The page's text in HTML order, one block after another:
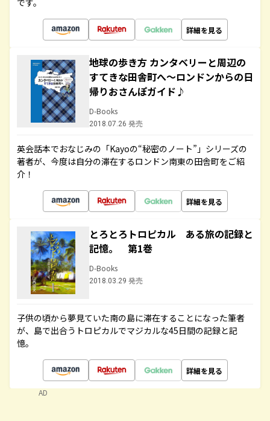
です。
詳細を見る
地球の歩き方 カンタベリーと周辺の
すてきな田舎町へ～ロンドンからの日
帰りおさんぽガイド♪
D-Books
2018.07.26 発売
英会話本でおなじみの「Kayoの“秘密のノート”」シリーズの
著者が、今度は自分の滞在するロンドン南東の田舎町をご紹
介！
詳細を見る
とろとろトロピカル ある旅の記録と
記憶。 第1巻
D-Books
2018.03.29 発売
子供の頃から夢見ていた南の島に滞在することになった筆者
が、島で出合うトロピカルでマジカルな45日間の記録と記
憶。
詳細を見る
AD